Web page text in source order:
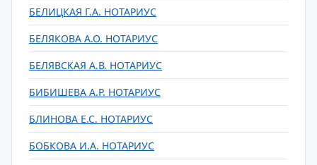
БЕЛИЦКАЯ Г.А. НОТАРИУС
БЕЛЯКОВА А.О. НОТАРИУС
БЕЛЯВСКАЯ А.В. НОТАРИУС
БИБИШЕВА А.Р. НОТАРИУС
БЛИНОВА Е.С. НОТАРИУС
БОБКОВА И.А. НОТАРИУС